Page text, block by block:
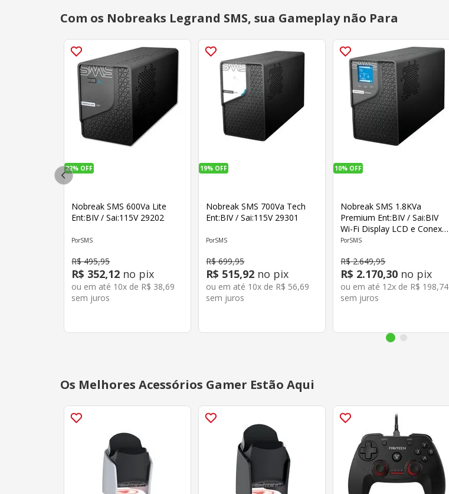
Com os Nobreaks Legrand SMS, sua Gameplay não Para
22% OFF
Nobreak SMS 600Va Lite
Ent:BIV / Sai:115V 29202
SMS
R$ 495,95
R$ 352,12 no pix
ou em até 10x de R$ 38,69
sem juros
19% OFF
Nobreak SMS 700Va Tech
Ent:BIV / Sai:115V 29301
SMS
R$ 699,95
R$ 515,92 no pix
ou em até 10x de R$ 56,69
sem juros
10% OFF
Nobreak SMS 1.8KVa
Premium Ent:BIV / Sai:BIV
Wi-Fi Display LCD e Conexão
para Bateria Externa 29502
SMS
R$ 2.649,95
R$ 2.170,30 no pix
ou em até 12x de R$ 198,74
sem juros
Os Melhores Acessórios Gamer Estão Aqui